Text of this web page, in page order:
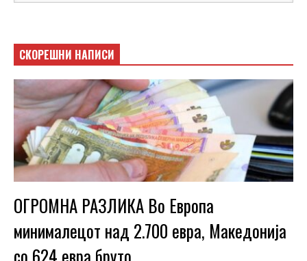
СКОРЕШНИ НАПИСИ
ОГРОМНА РАЗЛИКА Во Европа
минималецот над 2.700 евра, Македонија
со 624 евра бруто